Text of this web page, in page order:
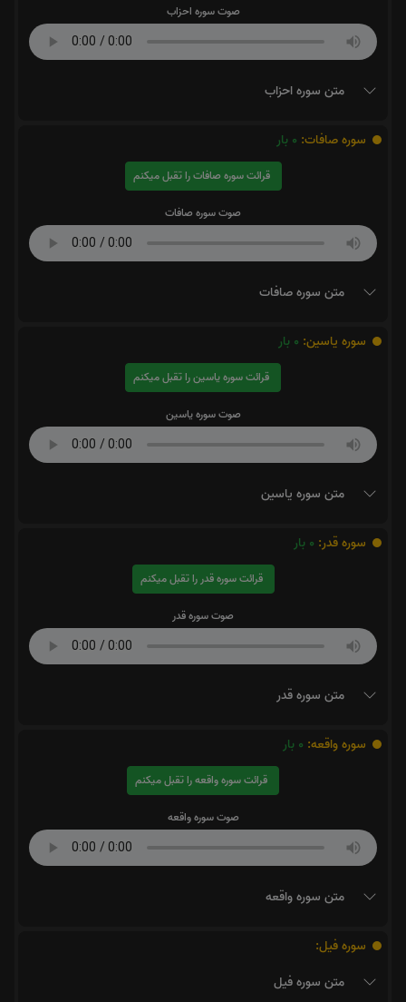
صوت سوره احزاب
متن سوره احزاب
سوره صافات: 0 بار
قرائت سوره صافات را تقبل میکنم
صوت سوره صافات
متن سوره صافات
سوره یاسین: 0 بار
قرائت سوره یاسین را تقبل میکنم
صوت سوره یاسین
متن سوره یاسین
سوره قدر: 0 بار
قرائت سوره قدر را تقبل میکنم
صوت سوره قدر
متن سوره قدر
سوره واقعه: 0 بار
قرائت سوره واقعه را تقبل میکنم
صوت سوره واقعه
متن سوره واقعه
سوره فیل:
متن سوره فیل